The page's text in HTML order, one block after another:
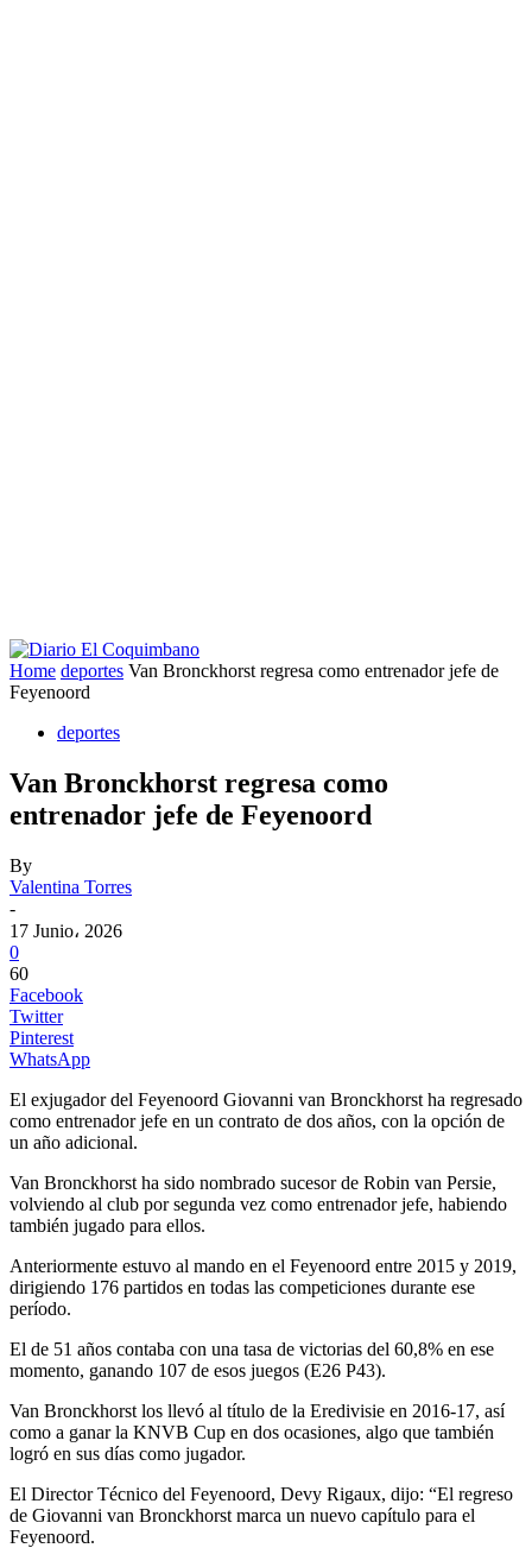
Home deportes Van Bronckhorst regresa como entrenador jefe de
Feyenoord
deportes
Van Bronckhorst regresa como
entrenador jefe de Feyenoord
By
Valentina Torres
-
17 Junio، 2026
0
60
Facebook
Twitter
Pinterest
WhatsApp
El exjugador del Feyenoord Giovanni van Bronckhorst ha regresado
como entrenador jefe en un contrato de dos años, con la opción de
un año adicional.
Van Bronckhorst ha sido nombrado sucesor de Robin van Persie,
volviendo al club por segunda vez como entrenador jefe, habiendo
también jugado para ellos.
Anteriormente estuvo al mando en el Feyenoord entre 2015 y 2019,
dirigiendo 176 partidos en todas las competiciones durante ese
período.
El de 51 años contaba con una tasa de victorias del 60,8% en ese
momento, ganando 107 de esos juegos (E26 P43).
Van Bronckhorst los llevó al título de la Eredivisie en 2016-17, así
como a ganar la KNVB Cup en dos ocasiones, algo que también
logró en sus días como jugador.
El Director Técnico del Feyenoord, Devy Rigaux, dijo: “El regreso
de Giovanni van Bronckhorst marca un nuevo capítulo para el
Feyenoord.